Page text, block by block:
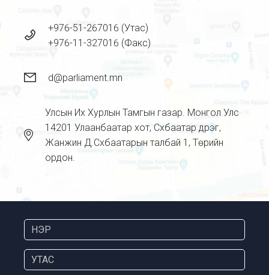
+976-51-267016 (Утас)
+976-11-327016 (Факс)
d@parliament.mn
Улсын Их Хурлын Тамгын газар. Монгол Улс
14201 Улаанбаатар хот, Сүхбаатар дүүрэг,
Жанжин Д.Сүхбаатарын талбай 1, Төрийн
ордон.